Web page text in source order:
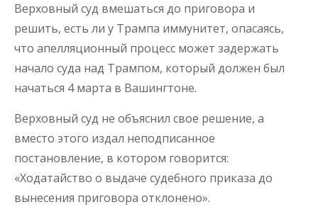
Верховный суд вмешаться до приговора и
решить, есть ли у Трампа иммунитет, опасаясь,
что апелляционный процесс может задержать
начало суда над Трампом, который должен был
начаться 4 марта в Вашингтоне.
Верховный суд не объяснил свое решение, а
вместо этого издал неподписанное
постановление, в котором говорится:
«Ходатайство о выдаче судебного приказа до
вынесения приговора отклонено».